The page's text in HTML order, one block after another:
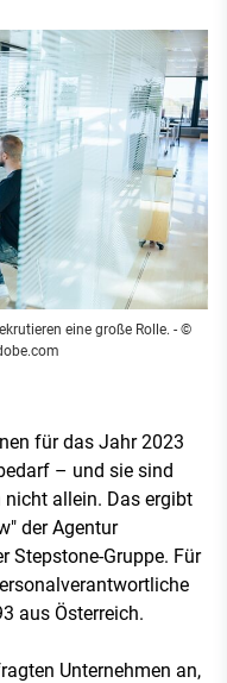
eine große Rolle. - ©
für das Jahr 2023
– und sie sind
allein. Das ergibt
der Agentur
Stepstone-Gruppe. Für
aus Österreich.
Unternehmen an,